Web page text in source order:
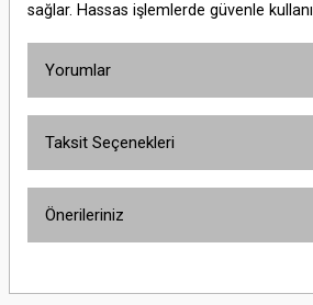
sağlar. Hassas işlemlerde güvenle
Yorumlar
Taksit Seçenekleri
Önerileriniz
yetersiz gördüğünüz noktaları öneri formunu